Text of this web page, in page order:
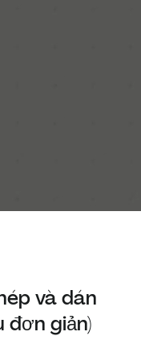
và dán
đơn giản)